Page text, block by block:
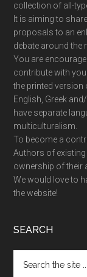
collection of all-
It is aiming to
proposals to an
debate around the
You are
contribute with
the printed version
English, Greek
have separate
multiculturalism.
To become a
Authors of
ownership of their
We would love to
the website!
SEARCH
the